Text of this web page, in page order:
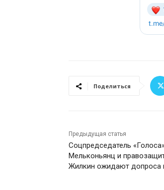
Поделиться
Предыдущая статья
Соцпредседатель
Мельконьянц и
Жилкин ожидают допроса